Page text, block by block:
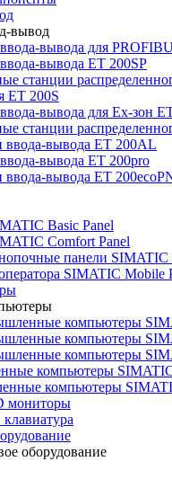
вывод
вывода для
вывода ET 200SP
станции
ET 200S
вывода для Ex-зон
станции
ввода-вывода ET 200AL
вывода ET 200pro
вывода ET
Basic Panel
Comfort Panel
панели SIMATIC
SIMATIC Mobile
компьютеры
компьютеры
компьютеры
компьютеры
компьютеры
мониторы
оборудование